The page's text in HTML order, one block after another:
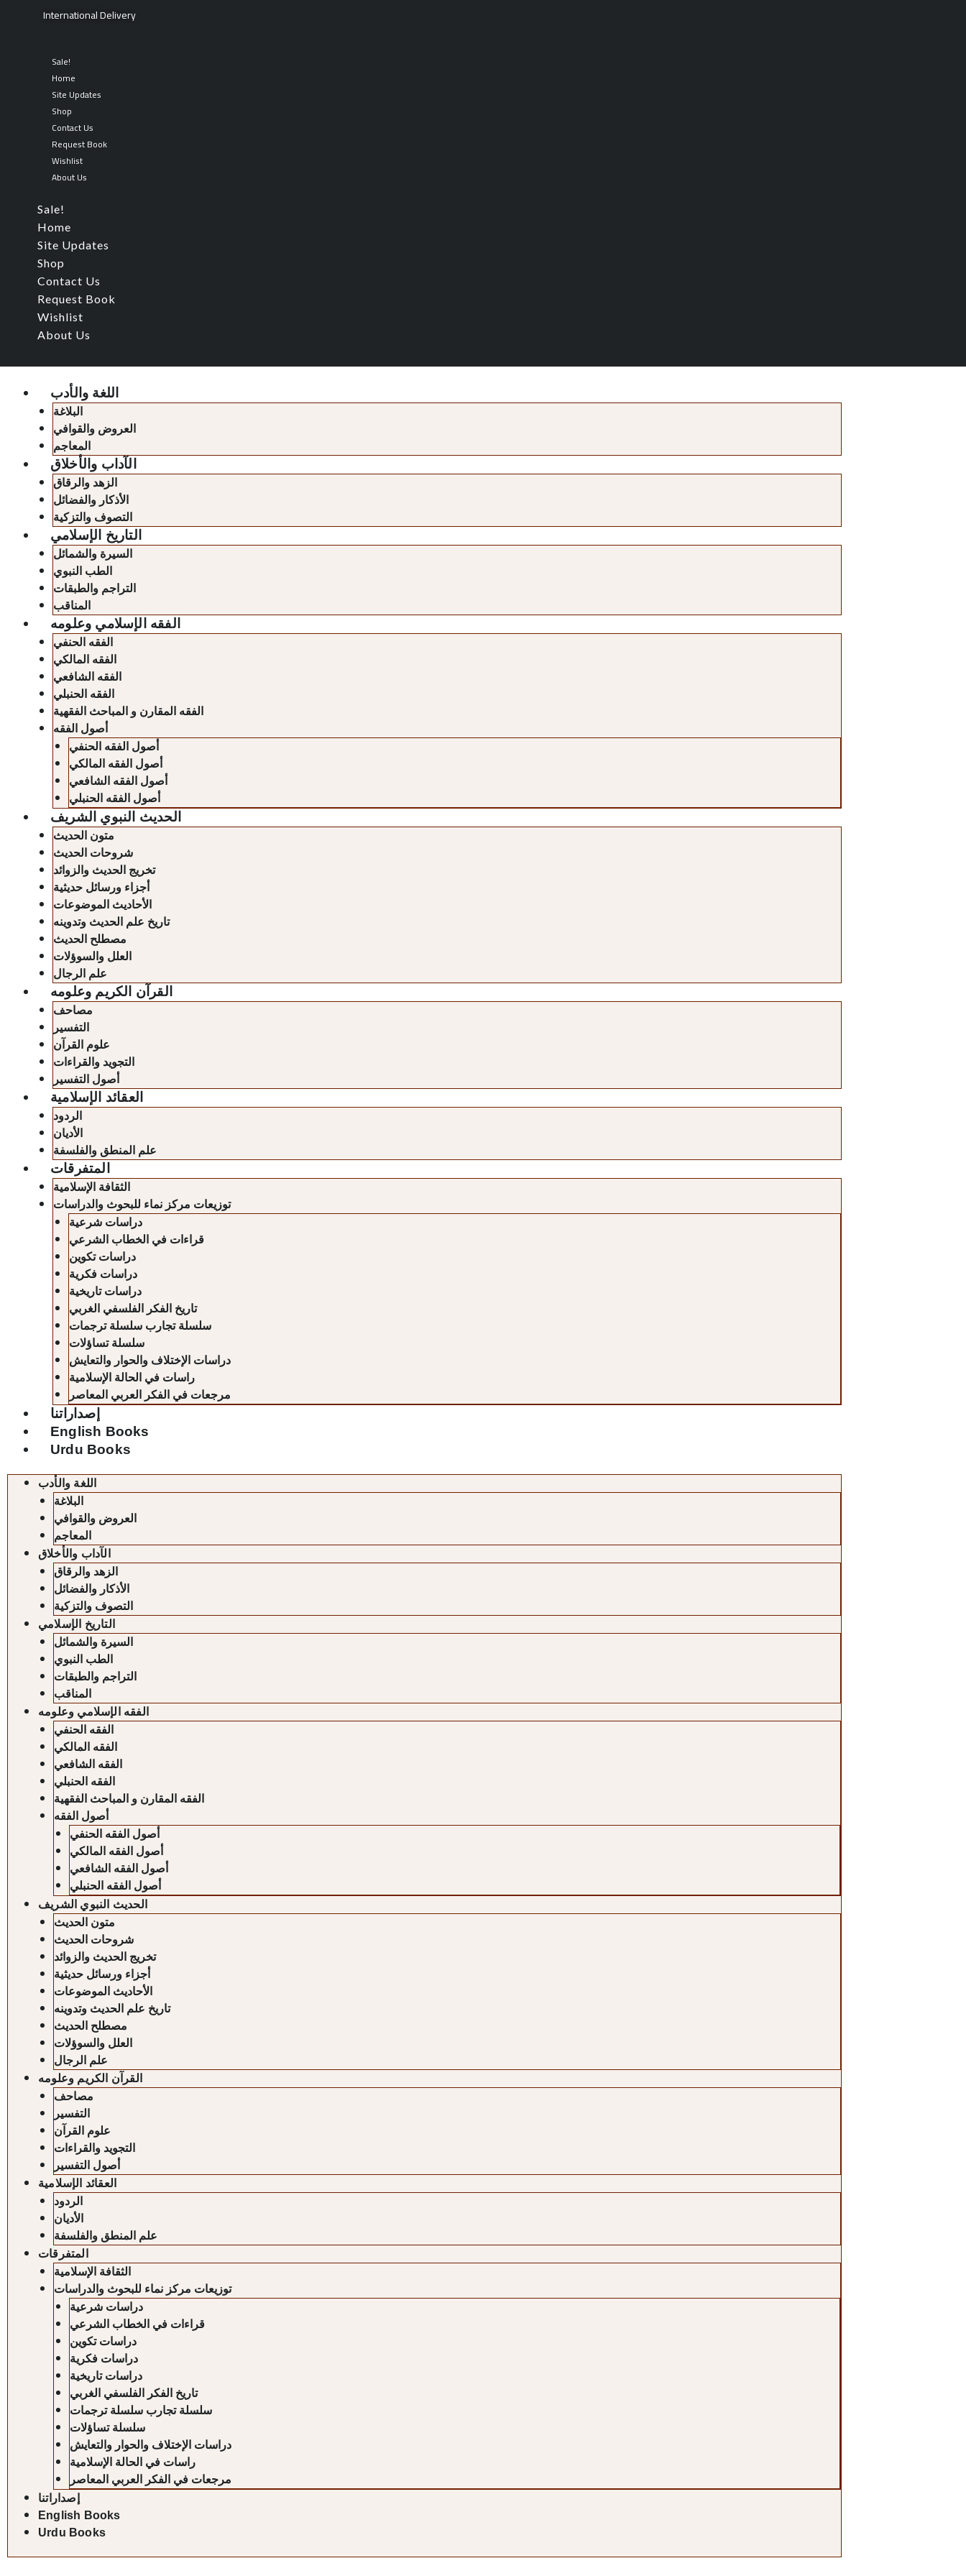
International Delivery
Sale!
Home
Site Updates
Shop
Contact Us
Request Book
Wishlist
About Us
Sale!
Home
Site Updates
Shop
Contact Us
Request Book
Wishlist
About Us
اللغة والأدب
البلاغة
العروض والقوافي
المعاجم
الآداب والأخلاق
الزهد والرقاق
الأذكار والفضائل
التصوف والتزكية
التاريخ الإسلامي
السيرة والشمائل
الطب النبوي
التراجم والطبقات
المناقب
الفقه الإسلامي وعلومه
الفقه الحنفي
الفقه المالكي
الفقه الشافعي
الفقه الحنبلي
الفقه المقارن و المباحث الفقهية
أصول الفقه
أصول الفقه الحنفي
أصول الفقه المالكي
أصول الفقه الشافعي
أصول الفقه الحنبلي
الحديث النبوي الشريف
متون الحديث
شروحات الحديث
تخريج الحديث والزوائد
أجزاء ورسائل حديثية
الأحاديث الموضوعات
تاريخ علم الحديث وتدوينه
مصطلح الحديث
العلل والسوؤلات
علم الرجال
القرآن الكريم وعلومه
مصاحف
التفسير
علوم القرآن
التجويد والقراءات
أصول التفسير
العقائد الإسلامية
الردود
الأديان
علم المنطق والفلسفة
المتفرقات
الثقافة الإسلامية
توزيعات مركز نماء للبحوث والدراسات
دراسات شرعية
قراءات في الخطاب الشرعي
دراسات تكوين
دراسات فكرية
دراسات تاريخية
تاريخ الفكر الفلسفي الغربي
سلسلة تجارب سلسلة ترجمات
سلسلة تساؤلات
دراسات الإختلاف والحوار والتعايش
راسات في الحالة الإسلامية
مرجعات في الفكر العربي المعاصر
إصداراتنا
English Books
Urdu Books
اللغة والأدب
البلاغة
العروض والقوافي
المعاجم
الآداب والأخلاق
الزهد والرقاق
الأذكار والفضائل
التصوف والتزكية
التاريخ الإسلامي
السيرة والشمائل
الطب النبوي
التراجم والطبقات
المناقب
الفقه الإسلامي وعلومه
الفقه الحنفي
الفقه المالكي
الفقه الشافعي
الفقه الحنبلي
الفقه المقارن و المباحث الفقهية
أصول الفقه
أصول الفقه الحنفي
أصول الفقه المالكي
أصول الفقه الشافعي
أصول الفقه الحنبلي
الحديث النبوي الشريف
متون الحديث
شروحات الحديث
تخريج الحديث والزوائد
أجزاء ورسائل حديثية
الأحاديث الموضوعات
تاريخ علم الحديث وتدوينه
مصطلح الحديث
العلل والسوؤلات
علم الرجال
القرآن الكريم وعلومه
مصاحف
التفسير
علوم القرآن
التجويد والقراءات
أصول التفسير
العقائد الإسلامية
الردود
الأديان
علم المنطق والفلسفة
المتفرقات
الثقافة الإسلامية
توزيعات مركز نماء للبحوث والدراسات
دراسات شرعية
قراءات في الخطاب الشرعي
دراسات تكوين
دراسات فكرية
دراسات تاريخية
تاريخ الفكر الفلسفي الغربي
سلسلة تجارب سلسلة ترجمات
سلسلة تساؤلات
دراسات الإختلاف والحوار والتعايش
راسات في الحالة الإسلامية
مرجعات في الفكر العربي المعاصر
إصداراتنا
English Books
Urdu Books